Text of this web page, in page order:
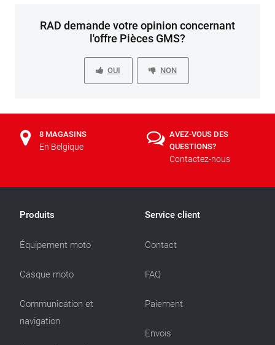
RAD demande votre opinion concernant
l'offre Pièces GMS?
OUI NON
8 MAGASINS
En Belgique
AVEZ-VOUS DES
QUESTIONS?
Contactez-nous
Produits
Équipement moto
Casque moto
Communication et
navigation
Service client
Contact
FAQ
Paiement
Envois